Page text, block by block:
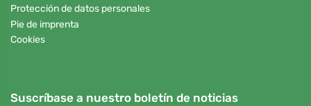
Protección de datos personales
Pie de imprenta
Cookies
Suscríbase a nuestro boletín de noticias